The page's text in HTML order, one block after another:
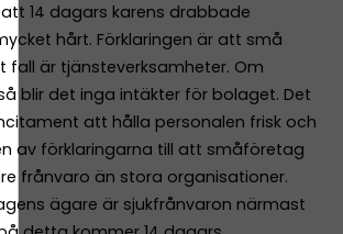
14 dagars karens drabbade
hårt. Förklaringen är att små
fall är tjänsteverksamheter. Om
blir det inga intäkter för bolaget. Det
att hålla personalen frisk och
av förklaringarna till att småföretag
frånvaro än stora organisationer.
ägare är sjukfrånvaron närmast